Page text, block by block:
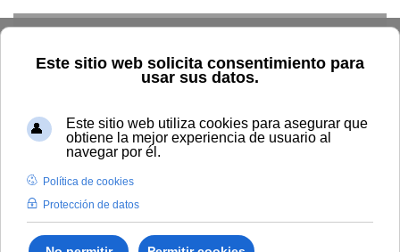
Inicio BOUNIA
Resolución Rectoral 182/2023, de 25 de
septiembre, de la Universidad Internacional de Andalucía, por la
asistencia a las actividades académicas que componen la
programación de la Escuela de Teatro 2023 de la Sede Antonio
Machado de Baeza.